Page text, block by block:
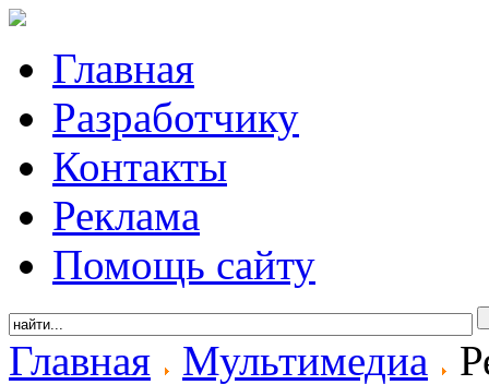
Главная
Разработчику
Контакты
Реклама
Помощь сайту
Главная Мультимедиа